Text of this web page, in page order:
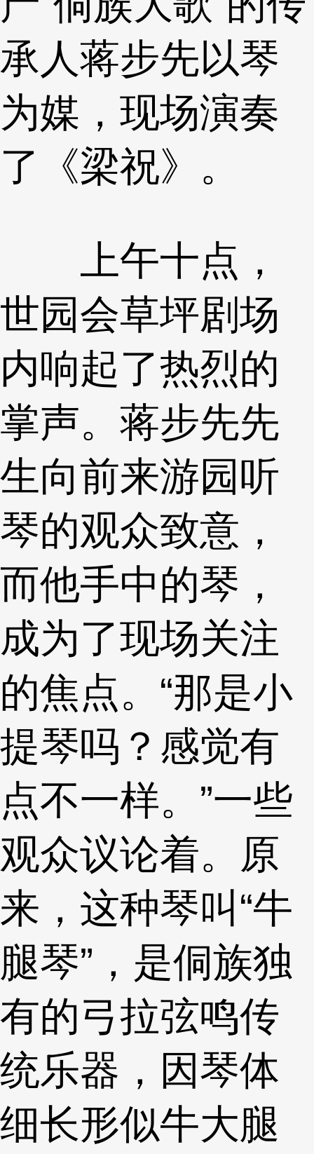
承人蒋步先以琴
为媒，现场演奏
了《梁祝》。
上午十点，
世园会草坪剧场
内响起了热烈的
掌声。蒋步先先
生向前来游园听
琴的观众致意，
而他手中的琴，
成为了现场关注
的焦点。“那是小
提琴吗？感觉有
点不一样。”一些
观众议论着。原
来，这种琴叫“牛
腿琴”，是侗族独
有的弓拉弦鸣传
统乐器，因琴体
细长形似牛大腿